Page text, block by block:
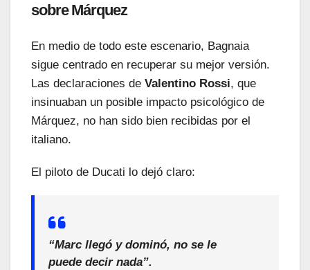
sobre Márquez
En medio de todo este escenario, Bagnaia
sigue centrado en recuperar su mejor versión.
Las declaraciones de Valentino Rossi, que
insinuaban un posible impacto psicológico de
Márquez, no han sido bien recibidas por el
italiano.
El piloto de Ducati lo dejó claro:
“Marc llegó y dominó, no se le
puede decir nada”.